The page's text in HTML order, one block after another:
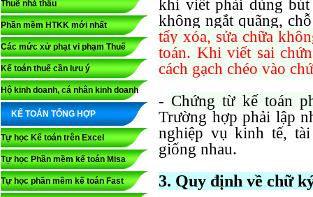
Thuế nhà thầu
Phần mềm HTKK mới nhất
Các mức xử phạt vi phạm Thuế
Kế toán thuế cần lưu ý
Hộ kinh doanh, cá nhân kinh doanh
KẾ TOÁN TỔNG HỢP
Tự học Kế toán trên Excel
Tự học Phần mềm kế toán Misa
Tự học phần mềm kế toán Fast
khi viết phải dùng
không ngắt quãng,
tẩy xóa, sửa chữa
toán. Khi viết sai
cách gạch chéo vào
- Chứng từ kế toán
Trường hợp phải lập
nghiệp vụ kinh tế,
giống nhau.
3. Quy định về chữ